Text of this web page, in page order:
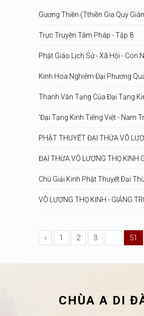
Gương Thiền (Tthiền Gia Quy
Trực Truyền Tâm Pháp - Tập 8
Phật Giáo Lịch Sử - Xã Hội - Con
Kinh Hoa Nghiêm Đại Phương
Thanh Văn Tạng Của Đại Tạng
'Đại Tạng Kinh Tiếng Việt - Nam
PHẬT THUYẾT ĐẠI THỪA VÔ
ĐẠI THỪA VÔ LƯỢNG THỌ KINH
Chú Giải Kinh Phật Thuyết Ðại
VÔ LƯỢNG THỌ KINH - GIẢNG
‹ 1 2 3 ... 51
CHÙA A DI